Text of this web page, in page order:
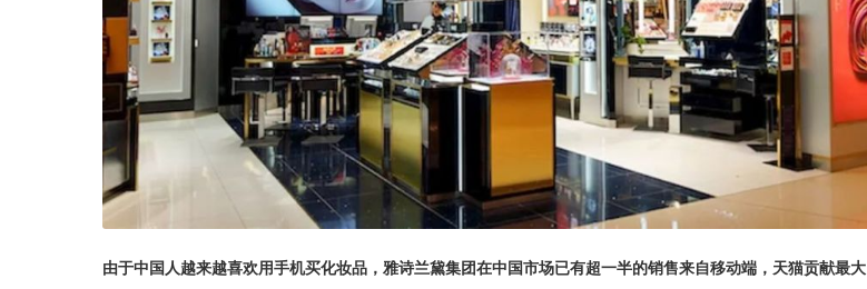
由于中国人越来越喜欢用手机买化妆品，雅诗兰黛集团在中国市场已有超一半的销售来自移动端，天猫贡献最大